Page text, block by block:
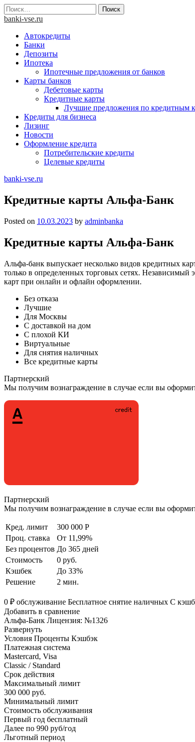
Skip
to
Найти:
banki-vse.ru
Автокредиты
Банки
Депозиты
Ипотека
Ипотечные предложения от банков
Карты банков
Дебетовые карты
Кредитные карты
Лучшие предложения по кредитным
Кредиты для бизнеса
Лизинг
Новости
Оформление кредита
Потребительские кредиты
Целевые кредиты
banki-vse.ru
Кредитные карты Альфа-Банк
Posted on 10.03.2023 by adminbanka
Кредитные карты Альфа-Банк
Альфа-банк выпускает несколько видов кредитных
только в определенных торговых сетях. Независимый
карт при онлайн и офлайн оформлении.
Без отказа
Лучшие
Для Москвы
С доставкой на дом
С плохой КИ
Виртуальные
Для снятия наличных
Все кредитные карты
Партнерский
Мы получим вознаграждение в случае если вы
Партнерский
Мы получим вознаграждение в случае если вы
Кред. лимит
300 000 Р
Проц. ставка
От 11,99%
Без процентов До 365 дней
Стоимость
0 руб.
Кэшбек
До 33%
Решение
2 мин.
0 ₽ обслуживание Бесплатное снятие наличных С
Добавить в сравнение
Альфа-Банк Лицензия: №1326
Развернуть
Условия Проценты Кэшбэк
Платежная система
Mastercard, Visa
Classic / Standard
Срок действия
Максимальный лимит
300 000 руб.
Минимальный лимит
Стоимость обслуживания
Первый год бесплатный
Далее по 990 руб/год
Льготный период